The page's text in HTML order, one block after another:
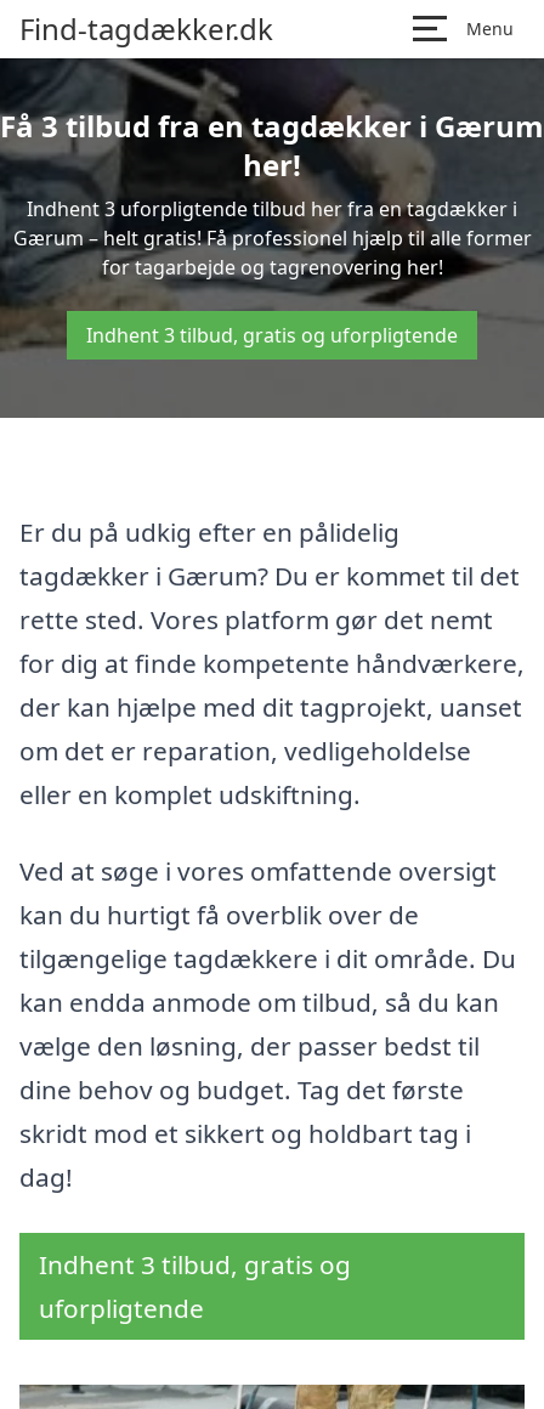
Find-tagdækker.dk Menu
Få 3 tilbud fra en tagdækker i Gærum
her!
Indhent 3 uforpligtende tilbud her fra en tagdækker i
Gærum – helt gratis! Få professionel hjælp til alle former
for tagarbejde og tagrenovering her!
Indhent 3 tilbud, gratis og uforpligtende
Er du på udkig efter en pålidelig
tagdækker i Gærum? Du er kommet til det
rette sted. Vores platform gør det nemt
for dig at finde kompetente håndværkere,
der kan hjælpe med dit tagprojekt, uanset
om det er reparation, vedligeholdelse
eller en komplet udskiftning.
Ved at søge i vores omfattende oversigt
kan du hurtigt få overblik over de
tilgængelige tagdækkere i dit område. Du
kan endda anmode om tilbud, så du kan
vælge den løsning, der passer bedst til
dine behov og budget. Tag det første
skridt mod et sikkert og holdbart tag i
dag!
Indhent 3 tilbud, gratis og
uforpligtende